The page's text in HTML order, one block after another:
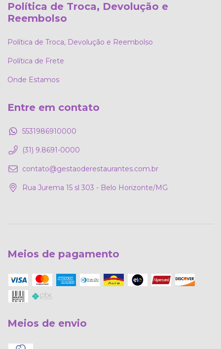
Política de Troca, Devolução e
Reembolso
Política de Troca, Devolução e Reembolso
Política de Frete
Onde Estamos
Entre em contato
5531986910000
(31) 9.8691-0000
contato@gestaoderestaurantes.com.br
Rua Jurema 15 sl 303 - Belo Horizonte/MG
Meios de pagamento
Meios de envio